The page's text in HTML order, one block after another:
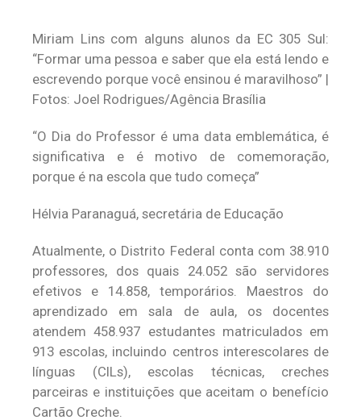
Miriam Lins com alguns alunos da EC 305 Sul:
“Formar uma pessoa e saber que ela está lendo e
escrevendo porque você ensinou é maravilhoso” |
Fotos: Joel Rodrigues/Agência Brasília
“O Dia do Professor é uma data emblemática, é
significativa e é motivo de comemoração,
porque é na escola que tudo começa”
Hélvia Paranaguá, secretária de Educação
Atualmente, o Distrito Federal conta com 38.910
professores, dos quais 24.052 são servidores
efetivos e 14.858, temporários. Maestros do
aprendizado em sala de aula, os docentes
atendem 458.937 estudantes matriculados em
913 escolas, incluindo centros interescolares de
línguas (CILs), escolas técnicas, creches
parceiras e instituições que aceitam o benefício
Cartão Creche.